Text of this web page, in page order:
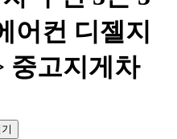
어컨 디젤지
중고지게차